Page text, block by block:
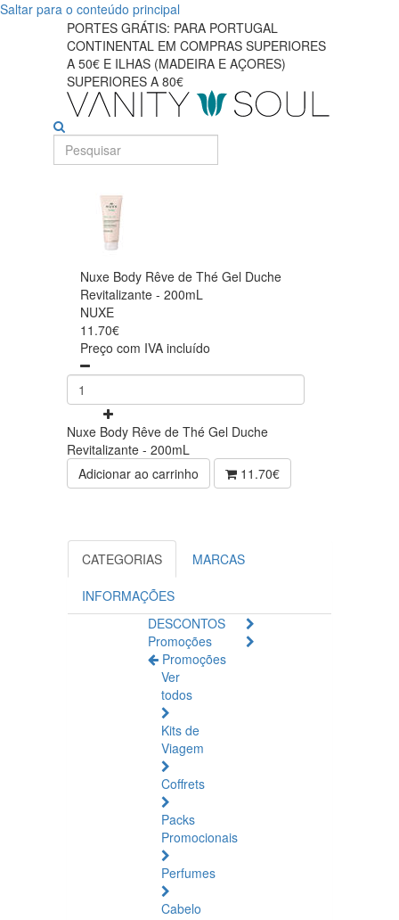
Saltar para o conteúdo principal
PORTES GRÁTIS: PARA PORTUGAL
CONTINENTAL EM COMPRAS SUPERIORES
A 50€ E ILHAS (MADEIRA E AÇORES)
SUPERIORES A 80€
Nuxe Body Rêve de Thé Gel Duche
Revitalizante - 200mL
NUXE
11.70€
Preço com IVA incluído
Nuxe Body Rêve de Thé Gel Duche
Revitalizante - 200mL
Adicionar ao carrinho
11.70€
CATEGORIAS MARCAS
INFORMAÇÕES
DESCONTOS
Promoções
Promoções
Ver
todos
Kits de
Viagem
Coffrets
Packs
Promocionais
Perfumes
Cabelo